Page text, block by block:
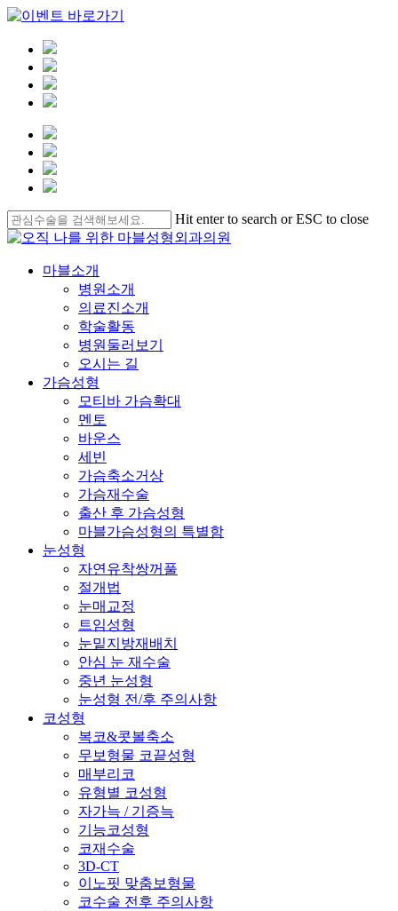
Skip
to
main
content
Hit enter to search or ESC to close
Close
Menu
마블소개
병원소개
의료진소개
학술활동
병원둘러보기
오시는 길
가슴성형
모티바 가슴확대
멘토
바운스
세빈
가슴축소거상
가슴재수술
출산 후 가슴성형
마블가슴성형의 특별함
눈성형
자연유착쌍꺼풀
절개법
눈매교정
트임성형
눈밑지방재배치
안심 눈 재수술
중년 눈성형
눈성형 전/후 주의사항
코성형
복코&콧볼축소
무보형물 코끝성형
매부리코
유형별 코성형
자가늑 / 기증늑
기능코성형
코재수술
3D-CT
이노핏 맞춤보형물
코수술 전후 주의사항